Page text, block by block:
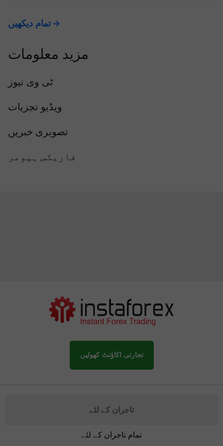
تمام دیکھیں
مزید معلومات
ٹی وی نیوز
ویڈیو تجزیات
تصویری خبریں
فاریکس ہیومر
تجارتی اکاؤنٹ کھولیں
تاجران کے لئے
تمام تاجران کے لئے